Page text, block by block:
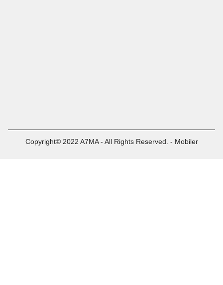
Copyright© 2022 A7MA - All Rights Reserved. - Mobiler